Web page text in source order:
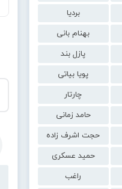
بردیا
بهنام بانی
پازل بند
پویا بیاتی
چارتار
حامد زمانی
حجت اشرف زاده
حمید عسکری
راغب